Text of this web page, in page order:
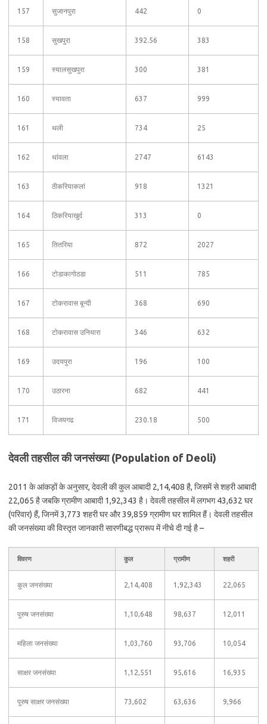
157 सुजानपुरा 442 0
158 सुखपुरा 392.56 383
159 स्यालसुखपुरा 300 381
160 स्यावता 637 999
161 थली 734 25
162 थांवला 2747 6143
163 ठीकरियाकलां 918 1321
164 ठिकरियाखुर्द 313 0
165 तितरिया 872 2027
166 टोडाकागोठडा 511 785
167 टोकरावास बून्दी 368 690
168 टोकरावास उनियारा 346 632
169 उदयपुरा 196 100
170 उठारना 682 441
171 विजयगढ 230.18 500
देवली तहसील की जनसंख्या (Population of Deoli)
2011 के आंकड़ों के अनुसार, देवली की कुल आबादी 2,14,408 है, जिसमें से शहरी आबादी
22,065 है जबकि ग्रामीण आबादी 1,92,343 है। देवली तहसील में लगभग 43,632 घर
(परिवार) हैं, जिनमें 3,773 शहरी घर और 39,859 ग्रामीण घर शामिल हैं। देवली तहसील
की जनसंख्या की विस्तृत जानकारी सारणीबद्ध प्रारूप में नीचे दी गई है –
विवरण कुल ग्रामीण शहरी
कुल जनसंख्या 2,14,408 1,92,343 22,065
पुरुष जनसंख्या 1,10,648 98,637 12,011
महिला जनसंख्या 1,03,760 93,706 10,054
साक्षर जनसंख्या 1,12,551 95,616 16,935
पुरुष साक्षर जनसंख्या 73,602 63,636 9,966